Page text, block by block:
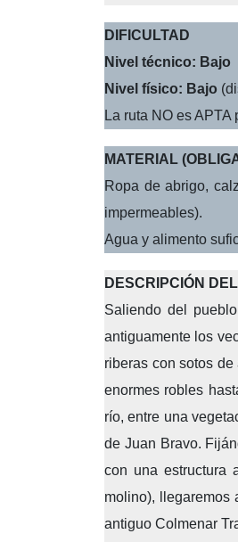
DIFICULTAD
Nivel técnico: Bajo
Nivel físico: Bajo
La ruta NO es
MATERIAL
Ropa de abrigo,
impermeables).
Agua y alimento
DESCRIPCIÓN
Saliendo del
antiguamente los
riberas con sotos
enormes robles
río, entre una
de Juan Bravo.
con una estructura
molino), llegaremos
antiguo Colmenar